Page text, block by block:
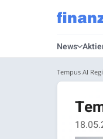
News
Tempus AI